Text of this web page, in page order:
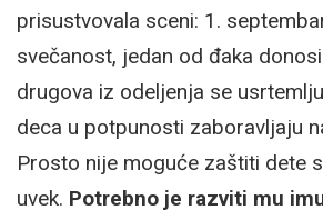
prisustvovala sceni: 1.
svečanost, jedan od đaka
drugova iz odeljenja se
deca u potpunosti zaboravljaju
Prosto nije moguće zaštiti dete
uvek. Potrebno je razviti mu